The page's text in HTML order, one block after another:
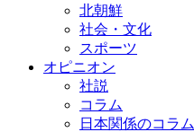
北朝鮮
社会・文化
スポーツ
オピニオン
社説
コラム
日本関係のコラム